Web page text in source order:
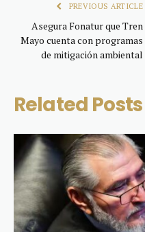
PREVIOUS ARTICLE
Asegura Fonatur que Tren
Mayo cuenta con programas
de mitigación ambiental
Related Posts